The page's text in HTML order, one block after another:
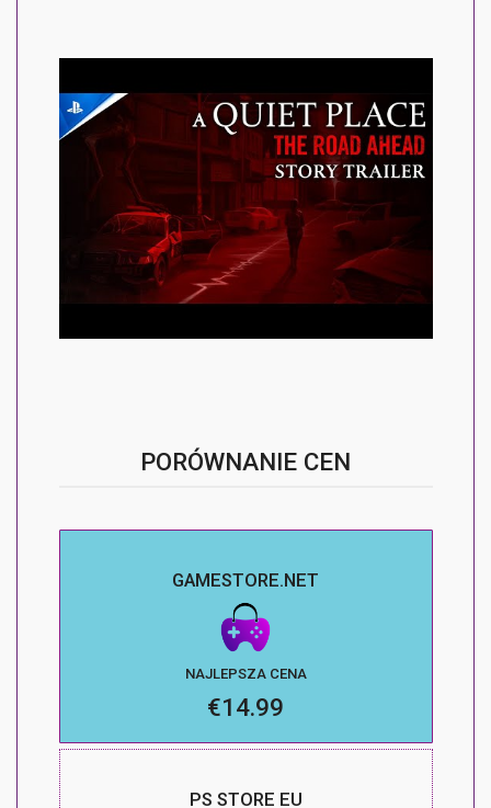
PORÓWNANIE CEN
GAMESTORE.NET
NAJLEPSZA CENA
€14.99
PS STORE EU